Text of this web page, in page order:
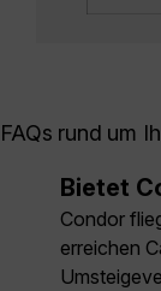
FAQs rund um
Bietet
Condor
erreichen